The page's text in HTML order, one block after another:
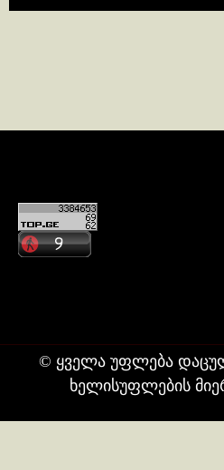
© ყველა უფლება
ხელისუფლების